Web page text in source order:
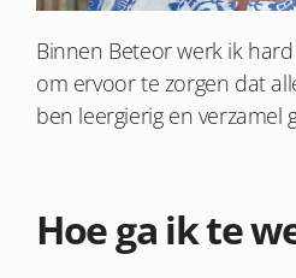
Binnen Beteor werk ik
om ervoor te zorgen dat
ben leergierig en verzamel
Hoe ga ik te